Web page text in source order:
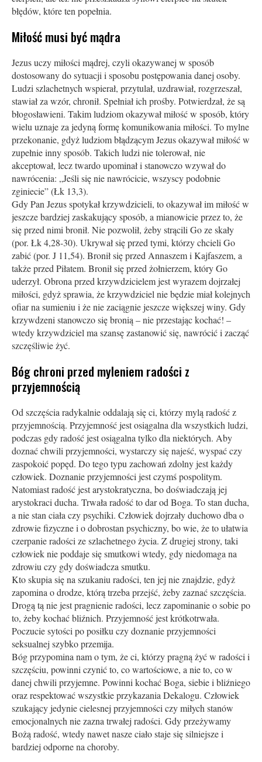
błędów, które ten popełnia.
Miłość musi być mądra
Jezus uczy miłości mądrej, czyli okazywanej w sposób
dostosowany do sytuacji i sposobu postępowania danej osoby.
Ludzi szlachetnych wspierał, przytulał, uzdrawiał, rozgrzeszał,
stawiał za wzór, chronił. Spełniał ich prośby. Potwierdzał, że są
błogosławieni. Takim ludziom okazywał miłość w sposób, który
wielu uznaje za jedyną formę komunikowania miłości. To mylne
przekonanie, gdyż ludziom błądzącym Jezus okazywał miłość w
zupełnie inny sposób. Takich ludzi nie tolerował, nie
akceptował, lecz twardo upominał i stanowczo wzywał do
nawrócenia: „Jeśli się nie nawrócicie, wszyscy podobnie
zginiecie” (Łk 13,3).
Gdy Pan Jezus spotykał krzywdzicieli, to okazywał im miłość w
jeszcze bardziej zaskakujący sposób, a mianowicie przez to, że
się przed nimi bronił. Nie pozwolił, żeby strącili Go ze skały
(por. Łk 4,28-30). Ukrywał się przed tymi, którzy chcieli Go
zabić (por. J 11,54). Bronił się przed Annaszem i Kajfaszem, a
także przed Piłatem. Bronił się przed żołnierzem, który Go
uderzył. Obrona przed krzywdzicielem jest wyrazem dojrzałej
miłości, gdyż sprawia, że krzywdziciel nie będzie miał kolejnych
ofiar na sumieniu i że nie zaciągnie jeszcze większej winy. Gdy
krzywdzeni stanowczo się bronią – nie przestając kochać! –
wtedy krzywdziciel ma szansę zastanowić się, nawrócić i zacząć
szczęśliwie żyć.
Bóg chroni przed myleniem radości z
przyjemnością
Od szczęścia radykalnie oddalają się ci, którzy mylą radość z
przyjemnością. Przyjemność jest osiągalna dla wszystkich ludzi,
podczas gdy radość jest osiągalna tylko dla niektórych. Aby
doznać chwili przyjemności, wystarczy się najeść, wyspać czy
zaspokoić popęd. Do tego typu zachowań zdolny jest każdy
człowiek. Doznanie przyjemności jest czymś pospolitym.
Natomiast radość jest arystokratyczna, bo doświadczają jej
arystokraci ducha. Trwała radość to dar od Boga. To stan ducha,
a nie stan ciała czy psychiki. Człowiek dojrzały duchowo dba o
zdrowie fizyczne i o dobrostan psychiczny, bo wie, że to ułatwia
czerpanie radości ze szlachetnego życia. Z drugiej strony, taki
człowiek nie poddaje się smutkowi wtedy, gdy niedomaga na
zdrowiu czy gdy doświadcza smutku.
Kto skupia się na szukaniu radości, ten jej nie znajdzie, gdyż
zapomina o drodze, którą trzeba przejść, żeby zaznać szczęścia.
Drogą tą nie jest pragnienie radości, lecz zapominanie o sobie po
to, żeby kochać bliźnich. Przyjemność jest krótkotrwała.
Poczucie sytości po posiłku czy doznanie przyjemności
seksualnej szybko przemija.
Bóg przypomina nam o tym, że ci, którzy pragną żyć w radości i
szczęściu, powinni czynić to, co wartościowe, a nie to, co w
danej chwili przyjemne. Powinni kochać Boga, siebie i bliźniego
oraz respektować wszystkie przykazania Dekalogu. Człowiek
szukający jedynie cielesnej przyjemności czy miłych stanów
emocjonalnych nie zazna trwałej radości. Gdy przeżywamy
Bożą radość, wtedy nawet nasze ciało staje się silniejsze i
bardziej odporne na choroby.